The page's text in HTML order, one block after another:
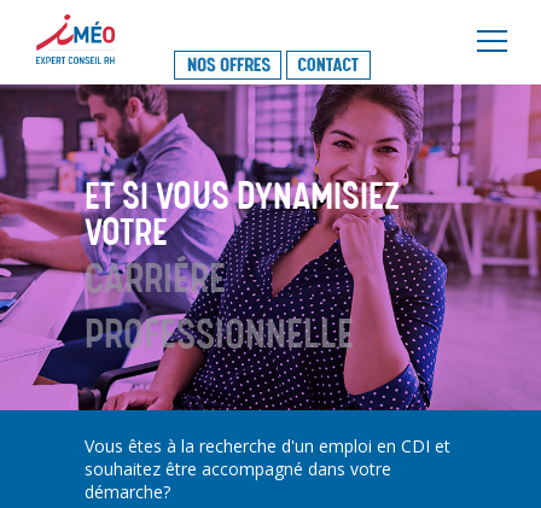
×
ET SI VOUS DYNAMISIEZ
VOTRE
CARRIÉRE
PROFESSIONNELLE
Vous êtes à la recherche d'un emploi en CDI et
souhaitez être accompagné dans votre
démarche?